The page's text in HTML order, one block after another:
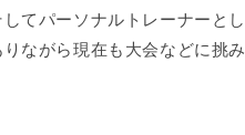
てパーソナルトレーナーと
ながら現在も大会などに挑